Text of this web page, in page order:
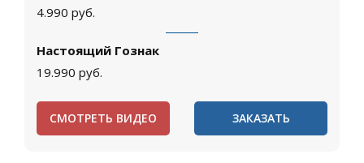
4.990 руб.
Настоящий Гознак
19.990 руб.
СМОТРЕТЬ ВИДЕО ЗАКАЗАТЬ